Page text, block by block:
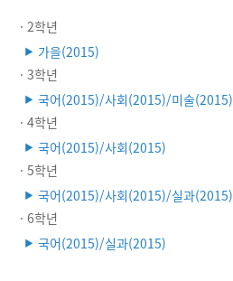
· 2학년
▶ 가을(2015)
· 3학년
▶ 국어(2015)/사회(2015)/미술(2015)
· 4학년
▶ 국어(2015)/사회(2015)
· 5학년
▶ 국어(2015)/사회(2015)/실과(2015)
· 6학년
▶ 국어(2015)/실과(2015)